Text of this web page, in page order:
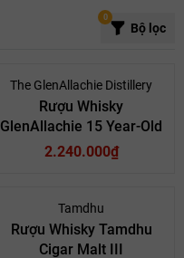
Bộ lọc
0
The GlenAllachie Distillery
Rượu Whisky
GlenAllachie 15 Year-Old
2.240.000₫
Tamdhu
Rượu Whisky Tamdhu
Cigar Malt III